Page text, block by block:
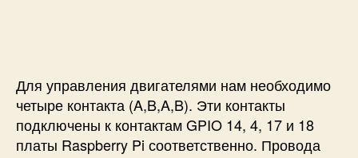
Для управления двигателями нам необходимо
четыре контакта (A,B,A,B). Эти контакты
подключены к контактам GPIO 14, 4, 17 и 18
платы Raspberry Pi соответственно. Провода